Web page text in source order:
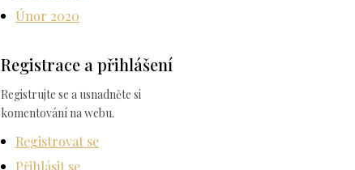
Únor 2020
Registrace a přihlášení
Registrujte se a usnadněte si
komentování na webu.
Registrovat se
Přihlásit se